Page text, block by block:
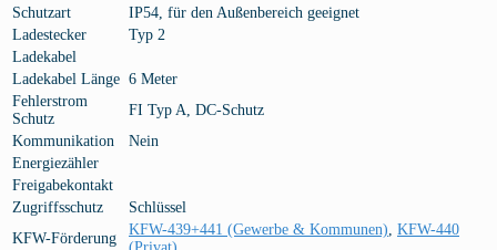
Schutzart
IP54, für den Außenbereich geeignet
Ladestecker
Typ 2
Ladekabel
Ladekabel Länge 6 Meter
Fehlerstrom
Schutz
FI Typ A, DC-Schutz
Kommunikation
Nein
Energiezähler
Freigabekontakt
Zugriffsschutz
Schlüssel
KFW-Förderung
KFW-439+441 (Gewerbe & Kommunen) KFW-440